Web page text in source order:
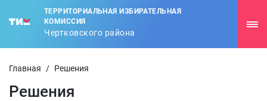
ТЕРРИТОРИАЛЬНАЯ ИЗБИРАТЕЛЬНАЯ
КОМИССИЯ
Чертковского района
Главная / Решения
Решения